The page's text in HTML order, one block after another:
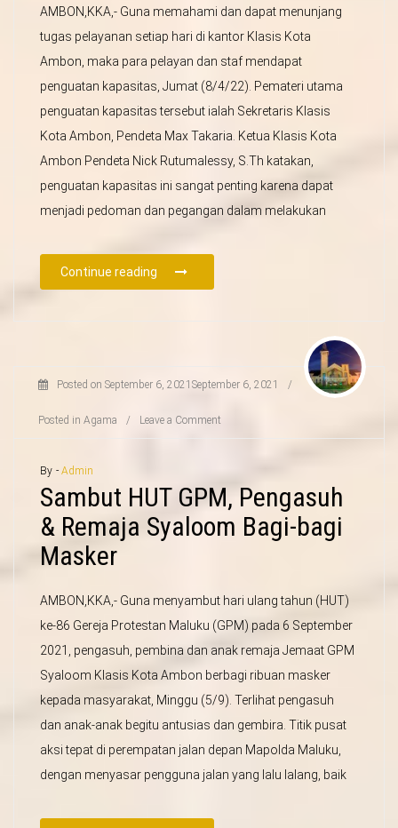
AMBON,KKA,- Guna memahami dan dapat menunjang
tugas pelayanan setiap hari di kantor Klasis Kota
Ambon, maka para pelayan dan staf mendapat
penguatan kapasitas, Jumat (8/4/22). Pemateri utama
penguatan kapasitas tersebut ialah Sekretaris Klasis
Kota Ambon, Pendeta Max Takaria. Ketua Klasis Kota
Ambon Pendeta Nick Rutumalessy, S.Th katakan,
penguatan kapasitas ini sangat penting karena dapat
menjadi pedoman dan pegangan dalam melakukan
Continue reading
Posted on September 6, 2021 September 6, 2021 /
Posted in Agama / Leave a Comment
By - Admin
Sambut HUT GPM, Pengasuh
& Remaja Syaloom Bagi-bagi
Masker
AMBON,KKA,- Guna menyambut hari ulang tahun (HUT)
ke-86 Gereja Protestan Maluku (GPM) pada 6 September
2021, pengasuh, pembina dan anak remaja Jemaat GPM
Syaloom Klasis Kota Ambon berbagi ribuan masker
kepada masyarakat, Minggu (5/9). Terlihat pengasuh
dan anak-anak begitu antusias dan gembira. Titik pusat
aksi tepat di perempatan jalan depan Mapolda Maluku,
dengan menyasar pengguna jalan yang lalu lalang, baik